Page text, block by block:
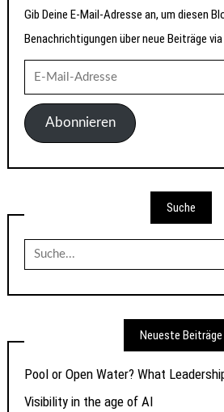
Gib Deine E-Mail-Adresse an, um diesen
Benachrichtigungen über neue Beiträge
Mail-
AdresseAbonnieren
Suche
Suche
nach:
Neueste Beiträge
Pool or Open Water? What
Visibility in the age of AI